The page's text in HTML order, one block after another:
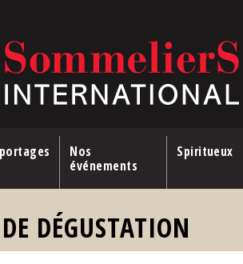
Nos
événements
Spiritueux
DÉGUSTATION